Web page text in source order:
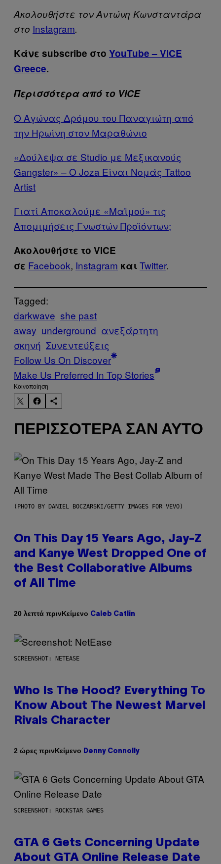
Ακολουθήστε τον Αντώνη Κωνσταντάρα
στο Ιnstagram.
Κάνε subscribe στο YouTube – VICE
Greece.
Περισσότερα από το VICE
Ο Αγώνας Δρόμου του Παναγιώτη από
την Ηρωίνη στον Μαραθώνιο
«Δούλεψα σε Studio με Μεξικανούς
Gangster» – Ο Joza Είναι Νομάς Tattoo
Artist
Γιατί Αποκαλούμε «Μαϊμού» τις
Απομιμήσεις Γνωστών Προϊόντων;
Ακολουθήστε το VICE
σε Facebook, Instagram και Twitter.
Tagged:
darkwave she past
away underground ανεξάρτητη
σκηνή Συνεντεύξεις
Follow Us On Discover
Make Us Preferred In Top Stories
Kοινοποίηση
ΠΕΡΙΣΣΌΤΕΡΑ ΣΑΝ ΑΥΤΌ
(PHOTO BY DANIEL BOCZARSKI/GETTY IMAGES FOR VEVO)
On This Day 15 Years Ago, Jay-Z
and Kanye West Dropped One of
the Best Collaborative Albums
of All Time
20 λεπτά πρινΚείμενο Caleb Catlin
SCREENSHOT: NETEASE
Who Is The Hood? Everything To
Know About The Newest Marvel
Rivals Character
2 ώρες πρινΚείμενο Denny Connolly
SCREENSHOT: ROCKSTAR GAMES
GTA 6 Gets Concerning Update
About GTA Online Release Date